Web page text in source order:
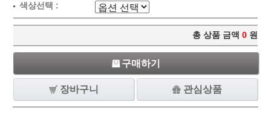
색상선택 :
총 상품 금액 0 원
구매하기
장바구니 관심상품